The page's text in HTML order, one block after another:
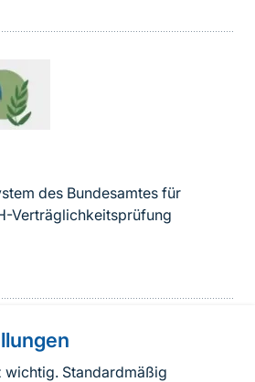
wichtig. Standardmäßig
des Bundesamtes für
Verträglichkeitsprüfung
Seite